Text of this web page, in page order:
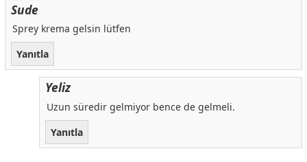
Sude
Sprey krema gelsin lütfen
Yanıtla
Yeliz
Uzun süredir gelmiyor bence de gelmeli.
Yanıtla